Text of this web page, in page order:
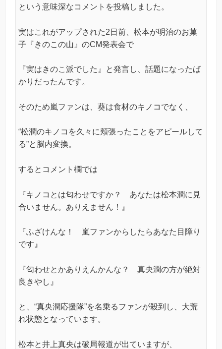
という意味深なコメントを投稿しました。
実はこれがアップされた2日前、松本が明治のお菓
子『きのこの山』のCM発表会で
『実はきのこ派でした』と発言し、話題になったば
かりだったんです。
そのため嵐ファンは、葵は食材のキノコでなく、
“松潤のキノコを久々に頬張ったことをアピールして
る”と脳内変換。
するとコメント欄では
『キノコとは匂わせですか？ あなたは松本潤に見
合いません。ありえません！』
『ふざけんな！ 嵐ファンからしたらあなた目障り
です』
『匂わせとかありえんかんな？ 真央潤の方が絶対
良きやし』
と、“真央潤応援隊”を名乗るファンが殺到し、大荒
れ状態となっています。
松本と井上真央は破局報道が出ていますが、